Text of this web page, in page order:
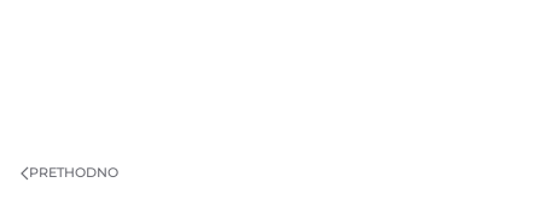
PRETHODNO